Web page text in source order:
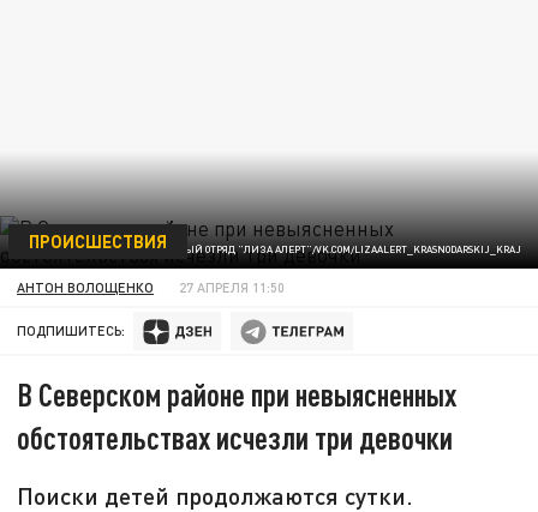
ФОТО: ПОИСКОВО-СПАСАТЕЛЬНЫЙ ОТРЯД "ЛИЗА АЛЕРТ"/VK.COM/LIZAALERT_KRASNODARSKIJ_KRAJ
ПРОИСШЕСТВИЯ
АНТОН ВОЛОЩЕНКО 27 АПРЕЛЯ 11:50
ПОДПИШИТЕСЬ:
В Северском районе при невыясненных
обстоятельствах исчезли три девочки
Поиски детей продолжаются сутки.